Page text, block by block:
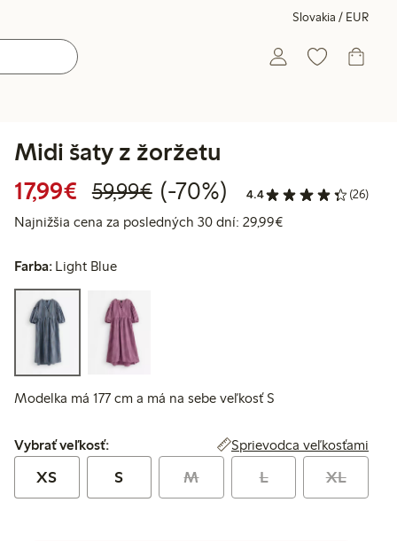
Slovakia / EUR
Midi šaty z žoržetu
17,99€ Zvýhodnená cena: 17,99 €
59,99€Bežná cena: 59,99 €
70% zľava
(-70%) 4.4 (26)
Najnižšia cena za posledných 30 dní: 29,99€Najnižšia cena za
Farba: Light Blue
Modelka má 177 cm a má na sebe veľkosť S
Vybrať veľkosť:
Vybrať veľkosť: Sprievodca veľkosťami
XS S M L XL